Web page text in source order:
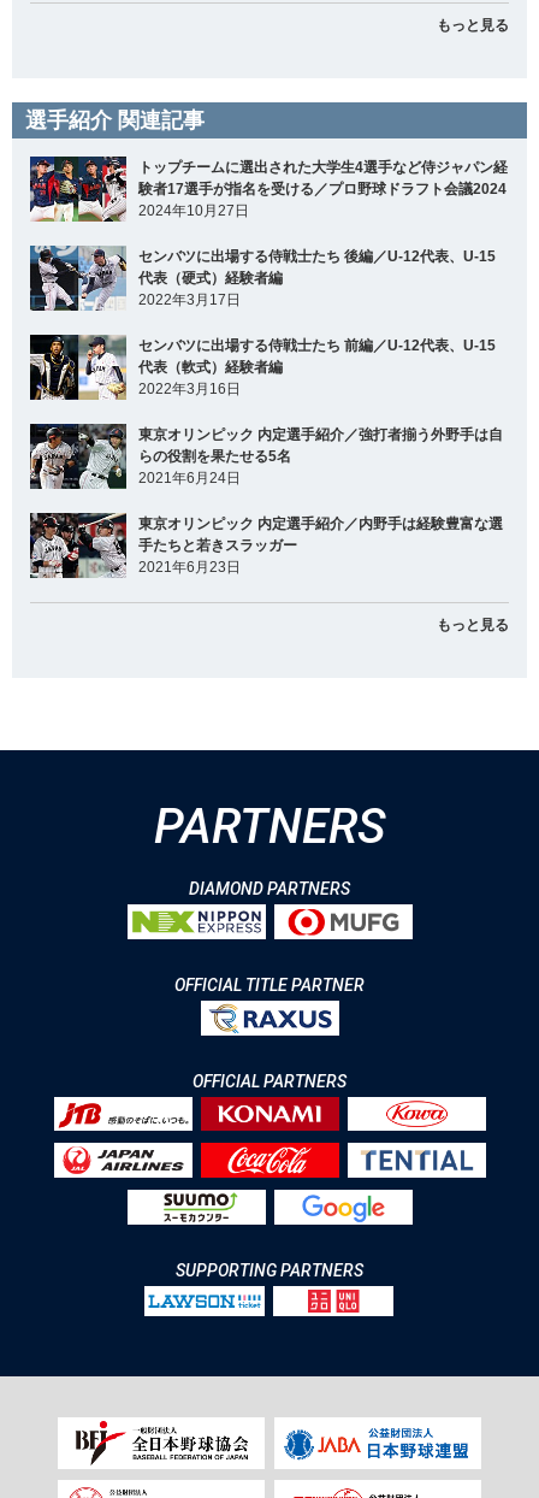
もっと見る
選手紹介 関連記事
トップチームに選出された大学生4選手など侍ジャパン経
験者17選手が指名を受ける／プロ野球ドラフト会議2024
2024年10月27日
センバツに出場する侍戦士たち 後編／U-12代表、U-15
代表（硬式）経験者編
2022年3月17日
センバツに出場する侍戦士たち 前編／U-12代表、U-15
代表（軟式）経験者編
2022年3月16日
東京オリンピック 内定選手紹介／強打者揃う外野手は自
らの役割を果たせる5名
2021年6月24日
東京オリンピック 内定選手紹介／内野手は経験豊富な選
手たちと若きスラッガー
2021年6月23日
もっと見る
PARTNERS
DIAMOND PARTNERS
OFFICIAL TITLE PARTNER
OFFICIAL PARTNERS
SUPPORTING PARTNERS